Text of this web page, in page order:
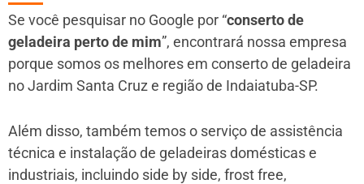
Se você pesquisar no Google por “conserto de
geladeira perto de mim”, encontrará nossa empresa
porque somos os melhores em conserto de geladeira
no Jardim Santa Cruz e região de Indaiatuba-SP.
Além disso, também temos o serviço de assistência
técnica e instalação de geladeiras domésticas e
industriais, incluindo side by side, frost free,